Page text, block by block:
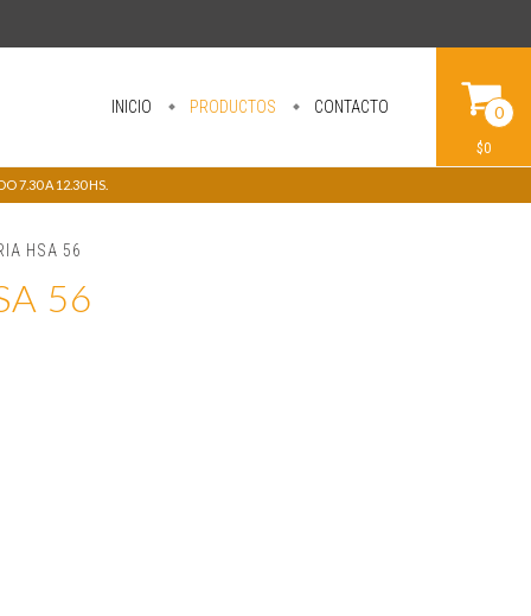
INICIO PRODUCTOS CONTACTO 0
$0
7.30 A 12.30 HS.
HSA 56
56